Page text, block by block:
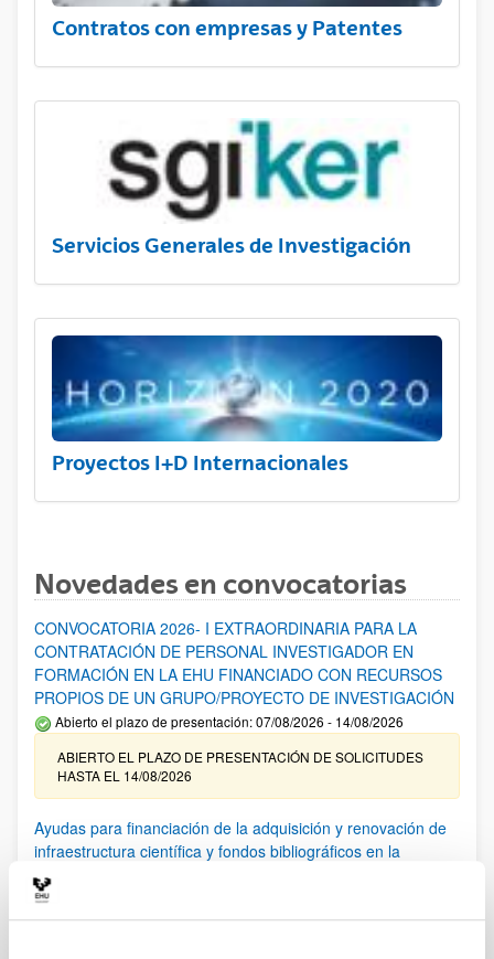
Contratos con empresas y Patentes
Servicios Generales de Investigación
Proyectos I+D Internacionales
Novedades en convocatorias
CONVOCATORIA 2026- I EXTRAORDINARIA PARA LA
CONTRATACIÓN DE PERSONAL INVESTIGADOR EN
FORMACIÓN EN LA EHU FINANCIADO CON RECURSOS
PROPIOS DE UN GRUPO/PROYECTO DE INVESTIGACIÓN
Abierto el plazo de presentación: 07/08/2026 - 14/08/2026
ABIERTO EL PLAZO DE PRESENTACIÓN DE SOLICITUDES
HASTA EL 14/08/2026
Ayudas para financiación de la adquisición y renovación de
infraestructura científica y fondos bibliográficos en la
UPV/EHU 2026